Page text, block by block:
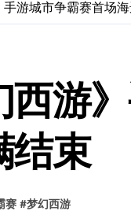
点！
游城市争霸赛首场
游
结束
赛 #梦幻西游